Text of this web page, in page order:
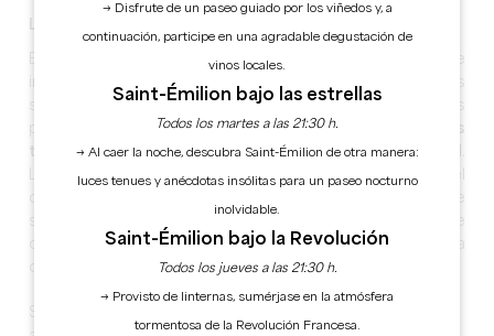
En la intimidad de un jardín cerrado, en la radiante
inmensidad de la bodega, en la serena calidez de los
salones, el deseo de seducir al visitante está en todas
partes.
Este Château dispone de salas de todos los
tamaños , recién renovadas en el espíritu del siglo XVIII.
Los tres salones, la biblioteca, el jardín Potager, el
cubas y la hectárea de parque llevarán sus eventos a
→ Disfrute de un paseo guiado por los viñedos y, a
continuación, participe en una agradable degustación de
vinos locales.
Saint-Émilion bajo las estrellas
Todos los martes a las 21:30 h.
→ Al caer la noche, descubra Saint-Émilion de otra manera:
luces tenues y anécdotas insólitas para un paseo nocturno
inolvidable.
Saint-Émilion bajo la Revolución
Todos los jueves a las 21:30 h.
→ Provisto de linternas, sumérjase en la atmósfera
tormentosa de la Revolución Francesa.